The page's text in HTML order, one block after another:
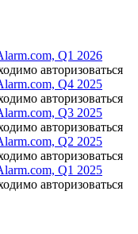
Q1 2026
авторизоваться
Q4 2025
авторизоваться
Q3 2025
авторизоваться
Q2 2025
авторизоваться
Q1 2025
авторизоваться